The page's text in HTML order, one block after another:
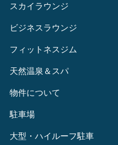
スカイラウンジ
ビジネスラウンジ
フィットネスジム
天然温泉＆スパ
物件について
駐車場
大型・ハイルーフ駐車